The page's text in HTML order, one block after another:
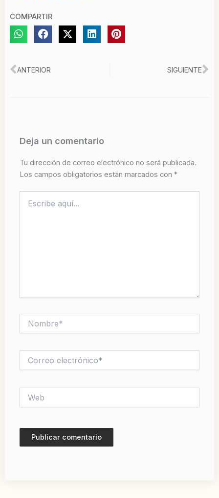
COMPARTIR
Ant
ANTERIOR SIGUIENTE
Deja un comentario
Tu dirección de correo electrónico no será publicada.
Los campos obligatorios están marcados con *
aquí...
electrónico*